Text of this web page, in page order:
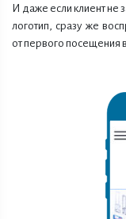
И даже если клиент не
логотип, сразу же
от первого посещения